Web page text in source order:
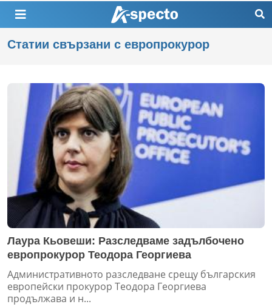
Статии свързани с европрокурор
Лаура Кьовеши: Разследваме задълбочено
европрокурор Теодора Георгиева
Административното разследване срещу българския
европейски прокурор Теодора Георгиева
продължава и н...